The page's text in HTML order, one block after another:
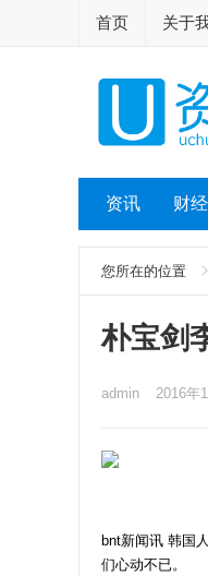
首页 关于
资讯 财经
您所在的位置
朴宝剑
admin 2016年
bnt新闻讯 韩国
们心动不已。